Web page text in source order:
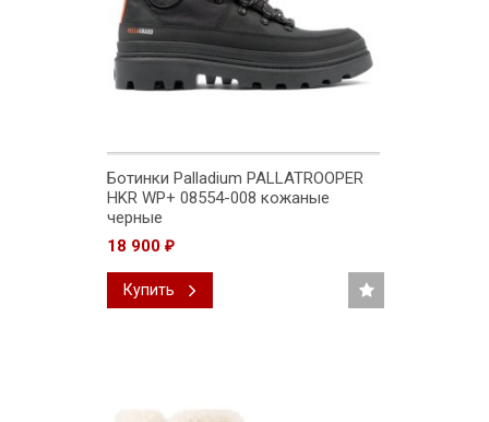
Ботинки Palladium PALLATROOPER
HKR WP+ 08554-008 кожаные
черные
18 900 ₽
Купить